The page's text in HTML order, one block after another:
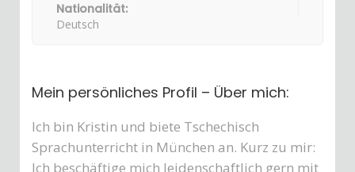
Nationalität:
Deutsch
Mein persönliches Profil – Über mich:
Ich bin Kristin und biete Tschechisch
Sprachunterricht in München an. Kurz zu mir:
Ich beschäftige mich leidenschaftlich gern mit